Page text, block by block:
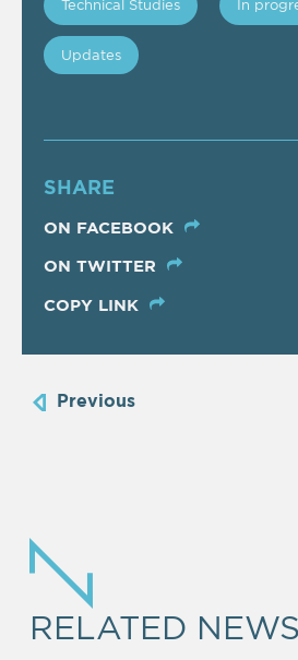
Technical Studies In
Updates
SHARE
ON FACEBOOK
ON TWITTER
COPY LINK
Previous
RELATED NEWS